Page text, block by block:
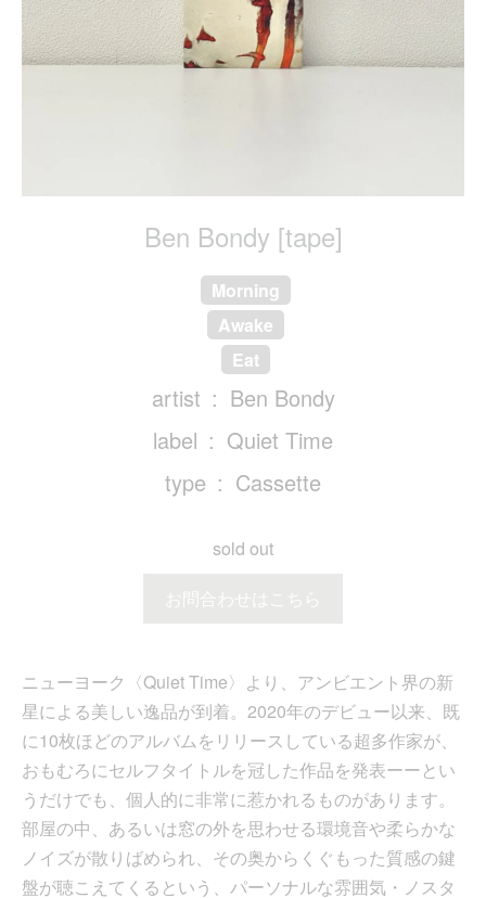
Ben Bondy [tape]
Morning
Awake
Eat
artist
Ben Bondy
label
Quiet Time
type
Cassette
sold out
お問合わせはこちら
ニューヨーク〈Quiet Time〉より、アンビエント界の新
星による美しい逸品が到着。2020年のデビュー以来、既
に10枚ほどのアルバムをリリースしている超多作家が、
おもむろにセルフタイトルを冠した作品を発表ーーとい
うだけでも、個人的に非常に惹かれるものがあります。
部屋の中、あるいは窓の外を思わせる環境音や柔らかな
ノイズが散りばめられ、その奥からくぐもった質感の鍵
盤が聴こえてくるという、パーソナルな雰囲気・ノスタ